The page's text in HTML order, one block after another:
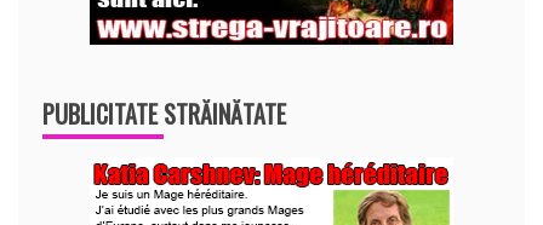
PUBLICITATE STRĂINĂTATE